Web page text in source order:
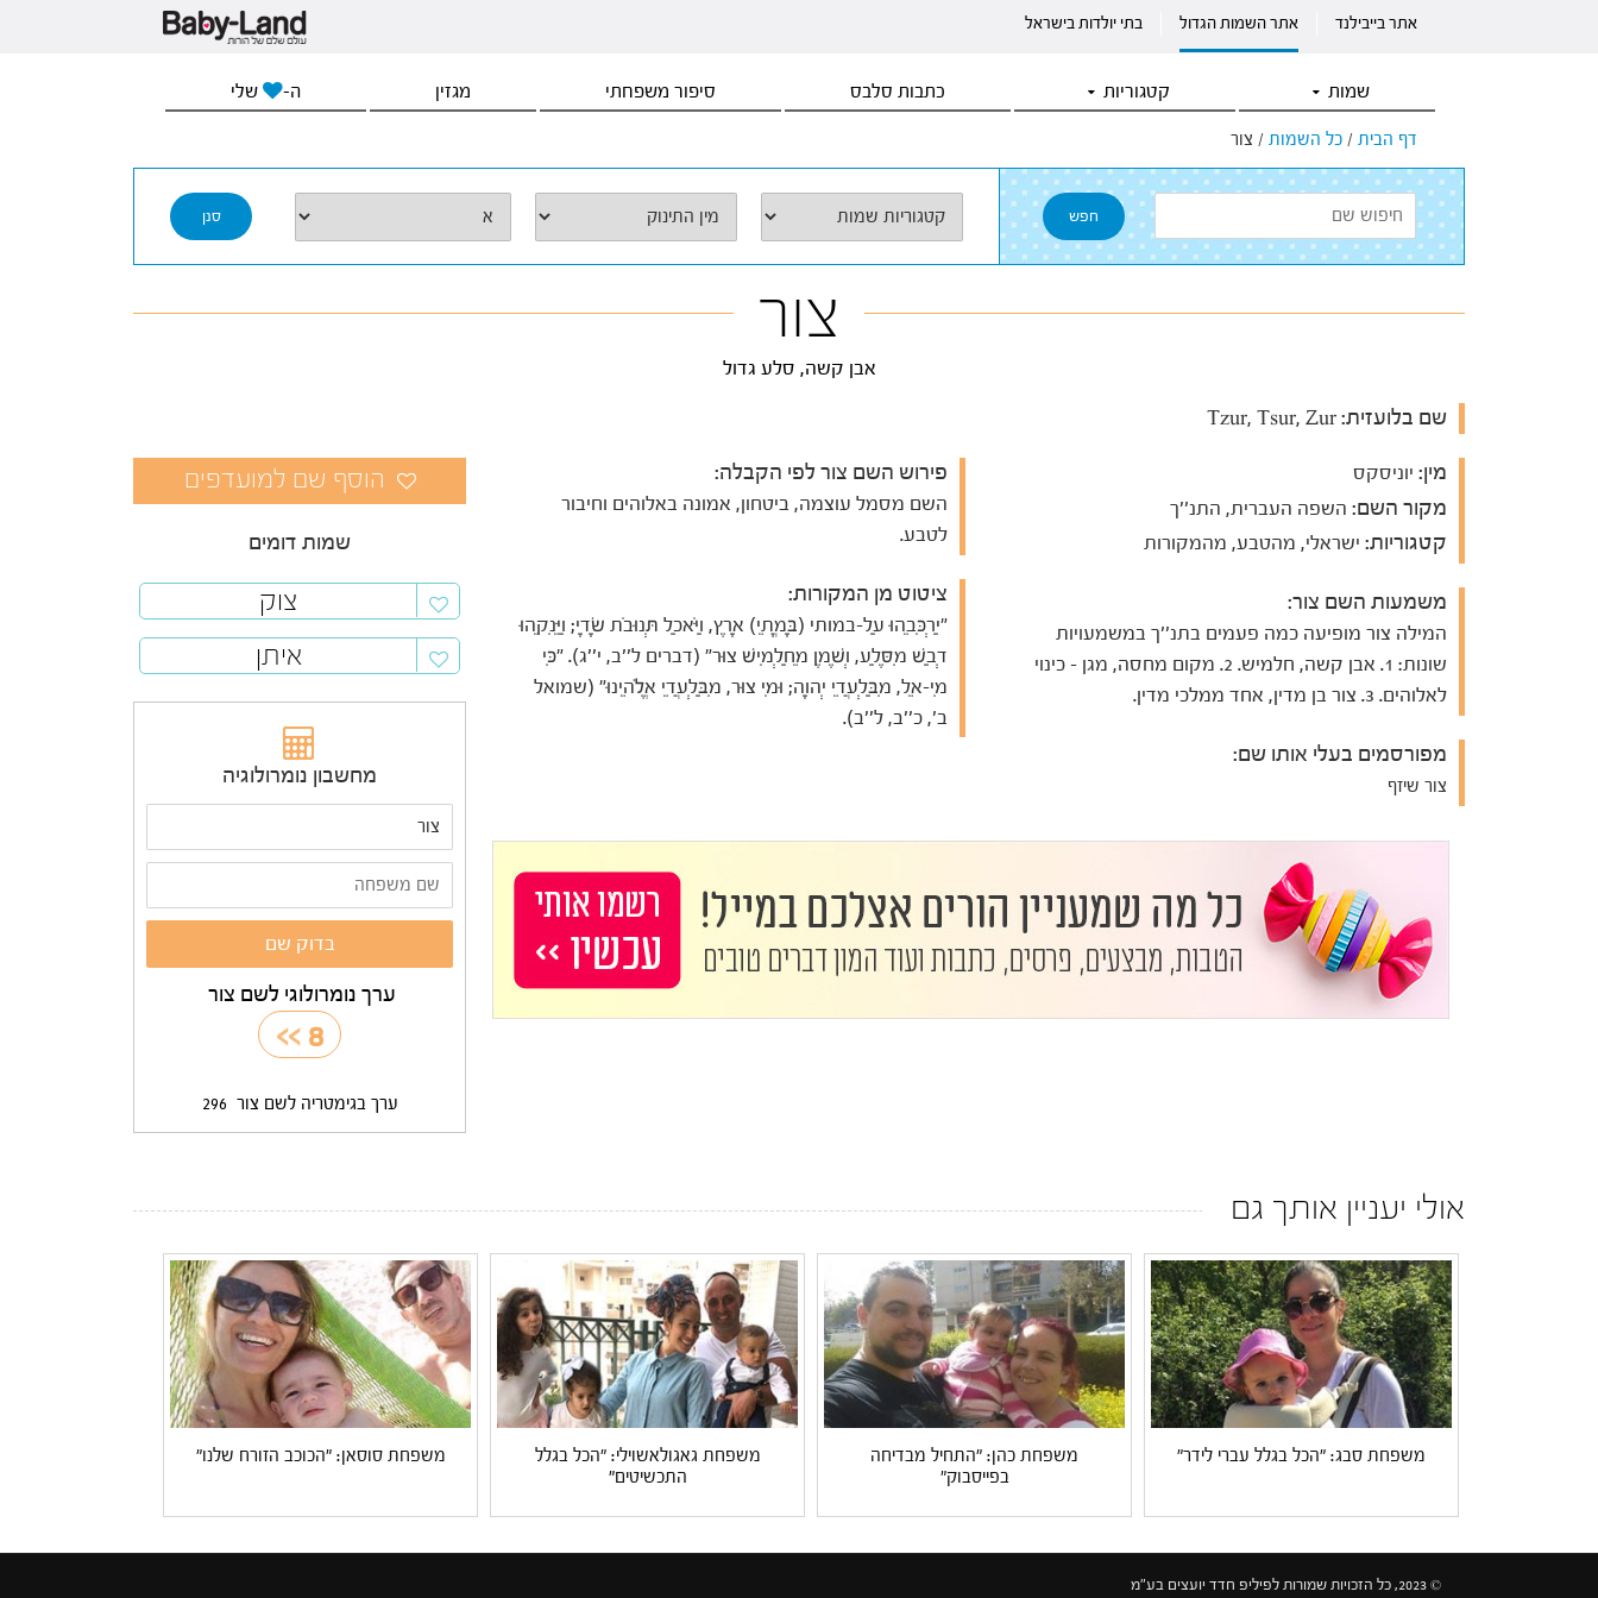
אתר בייבילנד אתר השמות הגדול בתי יולדות בישראל
שמות קטגוריות כתבות סלבס סיפור משפחתי מגזין ה- שלי
דף הבית / כל השמות / צור
צור
אבן קשה, סלע גדול
שם בלועזית:
מין: יוניסקס
מקור השם: השפה העברית, התנ''ך
קטגוריות: ישראלי, מהטבע, מהמקורות
משמעות השם צור:
המילה צור מופיעה כמה פעמים בתנ''ך במשמעויות
שונות: 1. אבן קשה, חלמיש. 2. מקום מחסה, מגן - כינוי
לאלוהים. 3. צור בן מדין, אחד ממלכי מדין.
מפורסמים בעלי אותו שם:
צור שיזף
פירוש השם צור לפי הקבלה:
השם מסמל עוצמה, ביטחון, אמונה באלוהים וחיבור
לטבע.
ציטוט מן המקורות:
"יַרְכִּבֵהוּ עַל-במותי (בָּמֳתֵי) אָרֶץ, וַיֹּאכַל תְּנוּבֹת שָׂדָי; וַיֵּנִקֵהוּ
דְבַשׁ מִסֶּלַע, וְשֶׁמֶן מֵחַלְמִישׁ צוּר" (דברים ל''ב, י''ג). "כִּי
מִי-אֵל, מִבַּלְעֲדֵי יְהוָה; וּמִי צוּר, מִבַּלְעֲדֵי אֱלֹהֵינוּ" (שמואל
ב', כ''ב, ל''ב).
שמות דומים
צוק
איתן
מחשבון נומרולוגיה
ערך נומרולוגי לשם צור
8
>>
ערך בגימטריה לשם צור 296
אולי יעניין אותך גם
משפחת סבג: "הכל בגלל עברי לידר"
משפחת כהן: "התחיל מבדיחה
בפייסבוק"
משפחת גאגולאשוילי: "הכל בגלל
התכשיטים"
משפחת סוסאן: "הכוכב הזורח שלנו"
© 2023, כל הזכויות שמורות לפיליפ חדד יועצים בע"מ